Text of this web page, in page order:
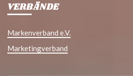
VERBÄNDE
Markenverband e.V.
Marketingverband